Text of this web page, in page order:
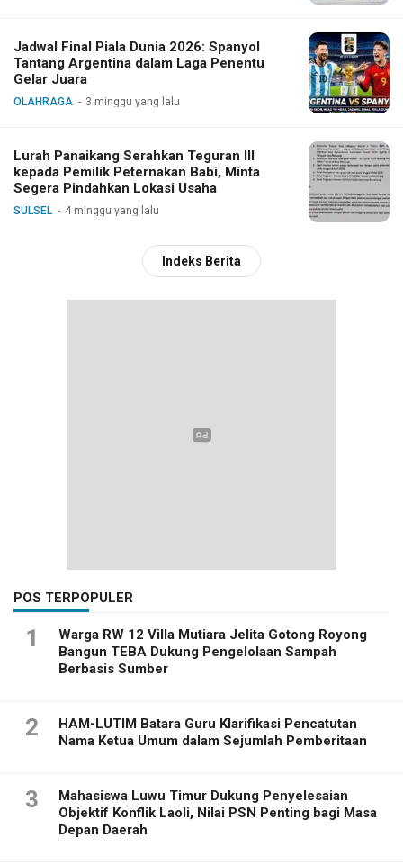
Jadwal Final Piala Dunia 2026: Spanyol
Tantang Argentina dalam Laga Penentu
Gelar Juara
OLAHRAGA 3 minggu yang lalu
Lurah Panaikang Serahkan Teguran III
kepada Pemilik Peternakan Babi, Minta
Segera Pindahkan Lokasi Usaha
SULSEL 4 minggu yang lalu
Indeks Berita
POS TERPOPULER
1
Warga RW 12 Villa Mutiara Jelita Gotong Royong
Bangun TEBA Dukung Pengelolaan Sampah
Berbasis Sumber
2
HAM-LUTIM Batara Guru Klarifikasi Pencatutan
Nama Ketua Umum dalam Sejumlah Pemberitaan
3
Mahasiswa Luwu Timur Dukung Penyelesaian
Objektif Konflik Laoli, Nilai PSN Penting bagi Masa
Depan Daerah